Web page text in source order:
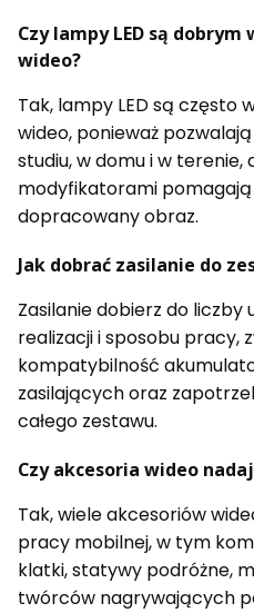
Czy lampy LED są
wideo?
Tak, lampy LED są często
wideo, ponieważ
studiu, w domu i w terenie,
modyfikatorami
dopracowany obraz.
Jak dobrać zasilanie do
Zasilanie dobierz do liczby
realizacji i sposobu pracy,
kompatybilność
zasilających oraz
całego zestawu.
Czy akcesoria wideo
Tak, wiele akcesoriów
pracy mobilnej, w tym
klatki, statywy podróżne,
twórców nagrywających